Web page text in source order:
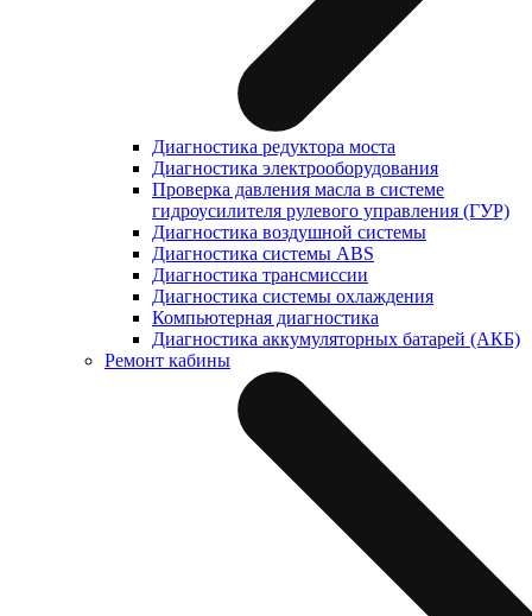
Диагностика редуктора моста
Диагностика электрооборудования
Проверка давления масла в системе
гидроусилителя рулевого управления (ГУР)
Диагностика воздушной системы
Диагностика системы ABS
Диагностика трансмиссии
Диагностика системы охлаждения
Компьютерная диагностика
Диагностика аккумуляторных батарей (АКБ)
Ремонт кабины